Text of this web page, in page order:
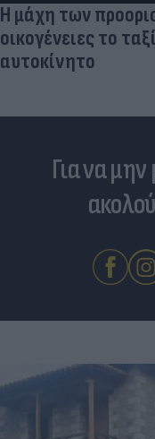
Η μάχη των
οικογένειες το
αυτοκίνητο
Για να